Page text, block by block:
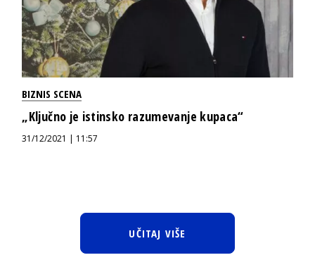
BIZNIS SCENA
„Ključno je istinsko razumevanje kupaca“
31/12/2021 | 11:57
UČITAJ VIŠE